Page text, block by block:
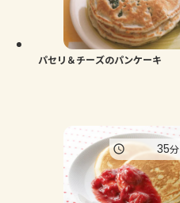
パセリ＆チーズのパンケーキ
35分